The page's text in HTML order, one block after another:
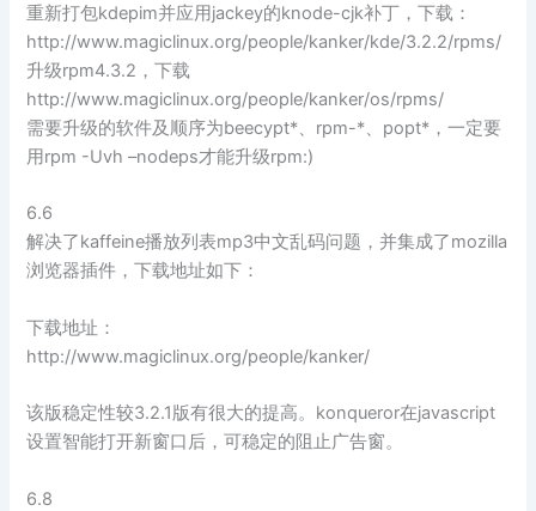
重新打包kdepim并应用jackey的knode-cjk补丁，下载：
http://www.magiclinux.org/people/kanker/kde/3.2.2/rpms/
升级rpm4.3.2，下载
http://www.magiclinux.org/people/kanker/os/rpms/
需要升级的软件及顺序为beecypt*、rpm-*、popt*，一定要
用rpm -Uvh –nodeps才能升级rpm:)
6.6
解决了kaffeine播放列表mp3中文乱码问题，并集成了mozilla
浏览器插件，下载地址如下：
下载地址：
http://www.magiclinux.org/people/kanker/
该版稳定性较3.2.1版有很大的提高。konqueror在javascript
设置智能打开新窗口后，可稳定的阻止广告窗。
6.8